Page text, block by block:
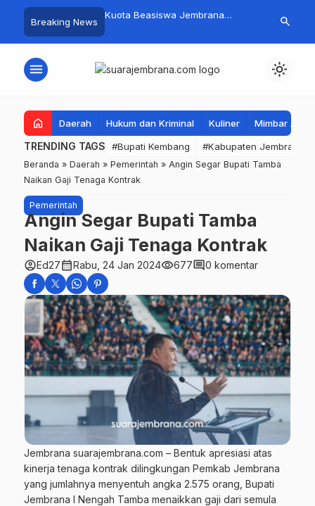
Breaking News
Kembang Beri
Warga Sri
Kuota Beasiswa Jembrana
Siapkan Upaya Penambahan di
Fantastis!
Jembrana
search
menu light_mode
home Daerah Hukum dan Kriminal Kuliner Mimbar
TRENDING TAGS #Bupati Kembang #Kabupaten Jembrana
Beranda » Daerah » Pemerintah » Angin Segar Bupati Tamba
Naikan Gaji Tenaga Kontrak
Pemerintah
Angin Segar Bupati Tamba
Naikan Gaji Tenaga Kontrak
account_circleEd27calendar_monthRabu, 24 Jan 2024visibility677comment0 komentar
Jembrana suarajembrana.com – Bentuk apresiasi atas
kinerja tenaga kontrak dilingkungan Pemkab Jembrana
yang jumlahnya menyentuh angka 2.575 orang, Bupati
Jembrana I Nengah Tamba menaikkan gaji dari semula